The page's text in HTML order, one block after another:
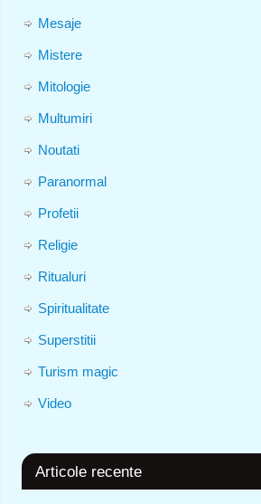
Mesaje
Mistere
Mitologie
Multumiri
Noutati
Paranormal
Profetii
Religie
Ritualuri
Spiritualitate
Superstitii
Turism magic
Video
Articole recente